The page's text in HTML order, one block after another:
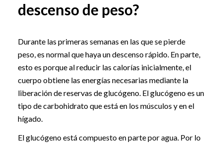
descenso de peso?
Durante las primeras semanas en las que se pierde
peso, es normal que haya un descenso rápido. En parte,
esto es porque al reducir las calorías inicialmente, el
cuerpo obtiene las energías necesarias mediante la
liberación de reservas de glucógeno. El glucógeno es un
tipo de carbohidrato que está en los músculos y en el
hígado.
El glucógeno está compuesto en parte por agua. Por lo